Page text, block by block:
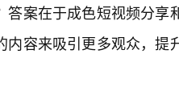
答案在于成色短视频分享
内容来吸引更多观众，提